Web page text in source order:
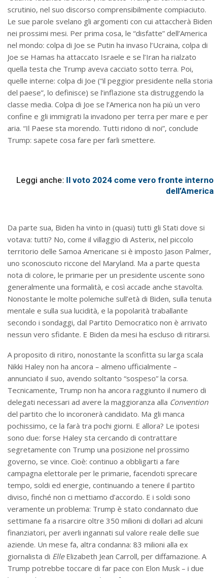
scrutinio, nel suo discorso comprensibilmente compiaciuto.
Le sue parole svelano gli argomenti con cui attaccherà Biden
nei prossimi mesi. Per prima cosa, le “disfatte” dell’America
nel mondo: colpa di Joe se Putin ha invaso l’Ucraina, colpa di
Joe se Hamas ha attaccato Israele e se l’Iran ha rialzato
quella testa che Trump aveva cacciato sotto terra. Poi,
quelle interne: colpa di Joe (“il peggior presidente nella storia
del paese”, lo definisce) se l’inflazione sta distruggendo la
classe media. Colpa di Joe se l’America non ha più un vero
confine e gli immigrati la invadono per terra per mare e per
aria. “Il Paese sta morendo. Tutti ridono di noi”, conclude
Trump: sapete cosa fare per farli smettere.
Leggi anche: Il voto 2024 come vero fronte interno
dell’America
Da parte sua, Biden ha vinto in (quasi) tutti gli Stati dove si
votava: tutti? No, come il villaggio di Asterix, nel piccolo
territorio delle Samoa Americane si è imposto Jason Palmer,
uno sconosciuto riccone del Maryland. Ma a parte questa
nota di colore, le primarie per un presidente uscente sono
generalmente una formalità, e così accade anche stavolta.
Nonostante le molte polemiche sull’età di Biden, sulla tenuta
mentale e sulla sua lucidità, e la popolarità traballante
secondo i sondaggi, dal Partito Democratico non è arrivato
nessun vero sfidante. E Biden da mesi ha escluso di ritirarsi.
A proposito di ritiro, nonostante la sconfitta su larga scala
Nikki Haley non ha ancora – almeno ufficialmente –
annunciato il suo, avendo soltanto “sospeso” la corsa.
Tecnicamente, Trump non ha ancora raggiunto il numero di
delegati necessari ad avere la maggioranza alla Convention
del partito che lo incoronerà candidato. Ma gli manca
pochissimo, ce la farà tra pochi giorni. E allora? Le ipotesi
sono due: forse Haley sta cercando di contrattare
segretamente con Trump una posizione nel prossimo
governo, se vince. Cioè: continuo a obbligarti a fare
campagna elettorale per le primarie, facendoti sprecare
tempo, soldi ed energie, continuando a tenere il partito
diviso, finché non ci mettiamo d’accordo. E i soldi sono
veramente un problema: Trump è stato condannato due
settimane fa a risarcire oltre 350 milioni di dollari ad alcuni
finanziatori, per averli ingannati sul valore reale delle sue
aziende. Un mese fa, altra condanna: 83 milioni alla ex
giornalista di ElleElizabeth Jean Carroll, per diffamazione. A
Trump potrebbe toccare di far pace con Elon Musk – i due